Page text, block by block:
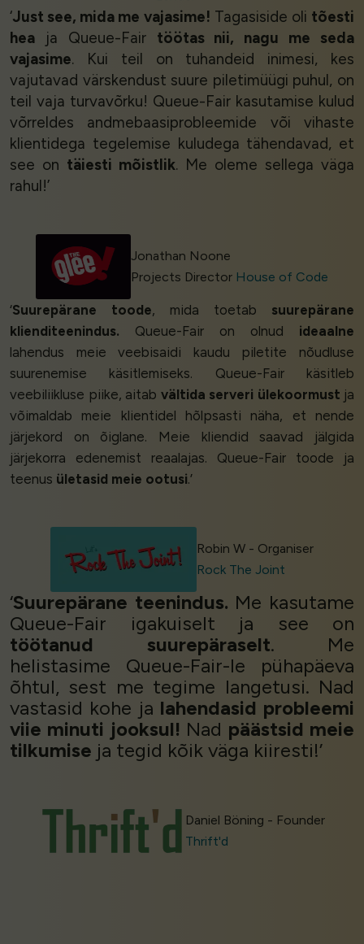
‘Just see, mida me vajasime! Tagasiside oli tõesti
hea ja Queue-Fair töötas nii, nagu me seda
vajasime. Kui teil on tuhandeid inimesi, kes
vajutavad värskendust suure piletimüügi puhul, on
teil vaja turvavõrku! Queue-Fair kasutamise kulud
võrreldes andmebaasiprobleemide või vihaste
klientidega tegelemise kuludega tähendavad, et
see on täiesti mõistlik. Me oleme sellega väga
rahul!’
Jonathan Noone
Projects Director House of Code
‘Suurepärane toode, mida toetab suurepärane
klienditeenindus. Queue-Fair on olnud ideaalne
lahendus meie veebisaidi kaudu piletite nõudluse
suurenemise käsitlemiseks. Queue-Fair käsitleb
veebiliikluse piike, aitab vältida serveri ülekoormust ja
võimaldab meie klientidel hõlpsasti näha, et nende
järjekord on õiglane. Meie kliendid saavad jälgida
järjekorra edenemist reaalajas. Queue-Fair toode ja
teenus ületasid meie ootusi.’
Robin W - Organiser
Rock The Joint
‘Suurepärane teenindus. Me kasutame
Queue-Fair igakuiselt ja see on
töötanud suurepäraselt. Me
helistasime Queue-Fair-le pühapäeva
õhtul, sest me tegime langetusi. Nad
vastasid kohe ja lahendasid probleemi
viie minuti jooksul! Nad päästsid meie
tilkumise ja tegid kõik väga kiiresti!’
Daniel Böning - Founder
Thrift'd